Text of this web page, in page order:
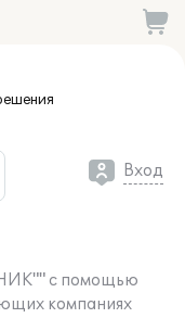
Вход
с помощью
компаниях